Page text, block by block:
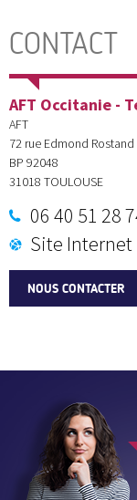
CONTACT
AFT Occitanie -
AFT
72 rue Edmond Rostand
BP 92048
31018 TOULOUSE
06 40 51 28
Site Internet
NOUS CONTACTER